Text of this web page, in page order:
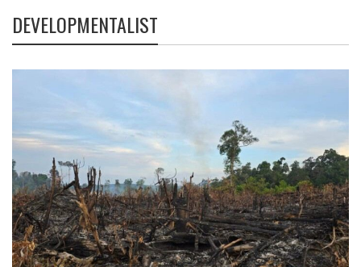
DEVELOPMENTALIST